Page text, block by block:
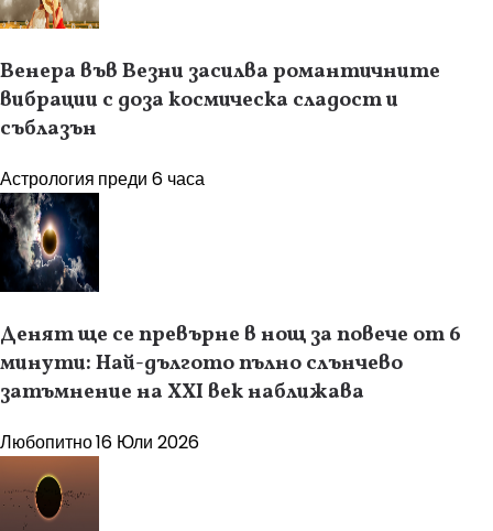
Венера във Везни засилва романтичните
вибрации с доза космическа сладост и
съблазън
Астрология преди 6 часа
Денят ще се превърне в нощ за повече от 6
минути: Най-дългото пълно слънчево
затъмнение на XXI век наближава
Любопитно16 Юли 2026